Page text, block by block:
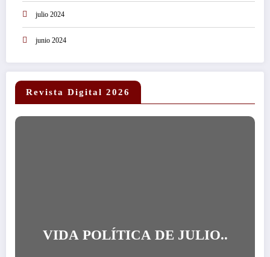
julio 2024
junio 2024
Revista Digital 2026
VIDA POLÍTICA DE JULIO..